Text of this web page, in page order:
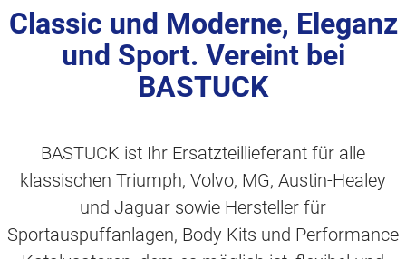
Classic und Moderne, Eleganz
und Sport. Vereint bei
BASTUCK
BASTUCK ist Ihr Ersatzteillieferant für alle
klassischen Triumph, Volvo, MG, Austin-Healey
und Jaguar sowie Hersteller für
Sportauspuffanlagen, Body Kits und Performance